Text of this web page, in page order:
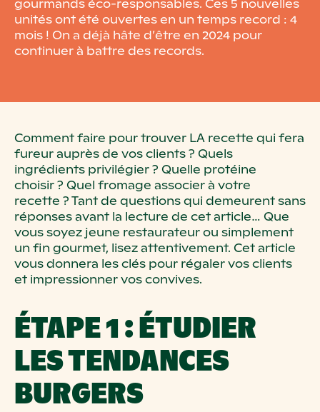
gourmands éco-responsables. Ces 5 nouvelles
unités ont été ouvertes en un temps record : 4
mois ! On a déjà hâte d’être en 2024 pour
continuer à battre des records.
Comment faire pour trouver LA recette qui fera
fureur auprès de vos clients? Quels
ingrédients privilégier? Quelle protéine
choisir? Quel fromage associer à votre
recette ? Tant de questions qui demeurent sans
réponses avant la lecture de cet article… Que
voussoyez jeune restaurateur ou simplement
un fin gourmet, lisezattentivement. Cet article
vous donnera les clés pour régaler vos clients
et impressionner vos convives.
ÉTAPE 1 : ÉTUDIER
LES TENDANCES
BURGERS